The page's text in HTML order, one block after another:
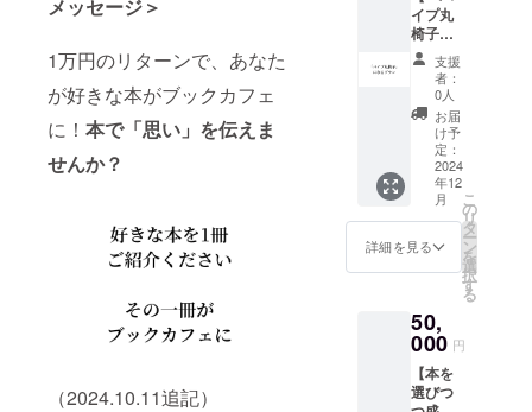
メッセージ＞
1万円のリターンで、あなた
が好きな本がブックカフェ
に！ 本で「思い」を伝えま
せんか？
（2024.10.11追記）
カフェ
におい
てもら
いたい
本を一
冊選べ
ます。
備考欄
におい
てもら
いたい
本のタ
イトル
ださ
い。特
にご希
望され
る本が
イプ丸
椅子」
になる
プラ
ン】 1.
感謝の
気持ち
を込め
て、お
礼の
メッ
セージ
をお送
りしま
す。
PFIRE
メッ
セー
ジ） 2.
パイプ
支援
者：
0人
お届
け予
定：
2024
年12
月
詳細を見る
こ
の
リ
タ
ー
ン
を
選
択
す
る
50,
000 円
【本を
選びつ